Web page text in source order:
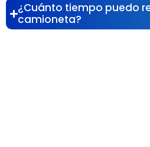
¿Cuánto tiempo puedo
camioneta?